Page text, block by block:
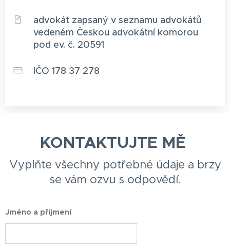
advokát zapsaný v seznamu advokátů
vedeném Českou advokátní komorou
pod ev. č. 20591
IČO 178 37 278
KONTAKTUJTE MĚ
Vyplňte všechny potřebné údaje a brzy
se vám ozvu s odpovědí.
Jméno a příjmení